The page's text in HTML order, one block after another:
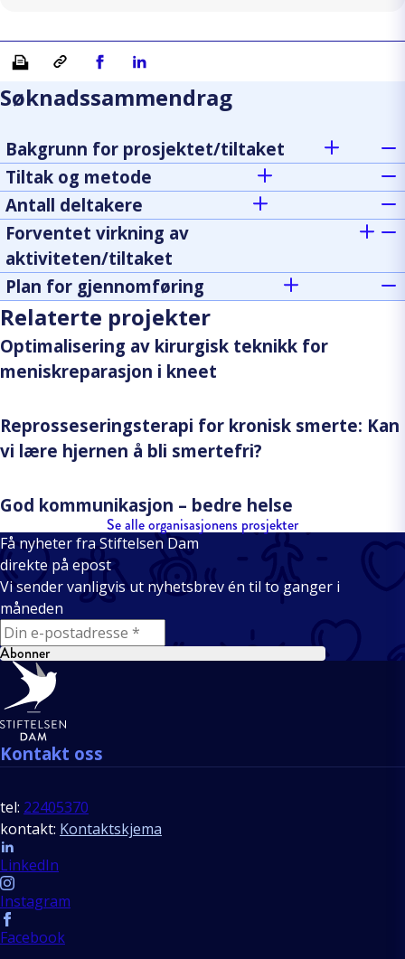
Skriv ut Kopiera länkDel på Facebook
Del på Linkedin
Søknadssammendrag
Bakgrunn for prosjektet/tiltaket
Tiltak og metode
Antall deltakere
Forventet virkning av
aktiviteten/tiltaket
Plan for gjennomføring
Relaterte projekter
Optimalisering av kirurgisk teknikk for
meniskreparasjon i kneet
Reprosseseringsterapi for kronisk smerte: Kan
vi lære hjernen å bli smertefri?
God kommunikasjon – bedre helse
Se alle organisasjonens prosjekter
Få nyheter fra Stiftelsen Dam
direkte på epost
Vi sender vanligvis ut nyhetsbrev én til to ganger i
måneden
E-mail
Abonner
Bunntekst
Kontakt oss
tel: 22405370
kontakt: Kontaktskjema
Follow us
LinkedIn
Instagram
Facebook